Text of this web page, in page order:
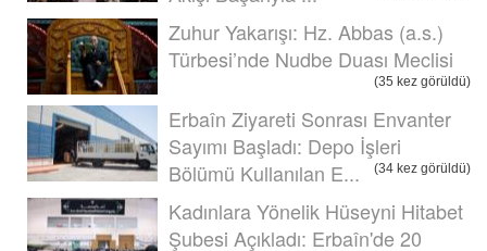
Zuhur Yakarışı: Hz. Abbas (a.s.)
Türbesi’nde Nudbe Duası Meclisi
(35 kez görüldü)
Erbaîn Ziyareti Sonrası Envanter
Sayımı Başladı: Depo İşleri
Bölümü Kullanılan E...
(34 kez görüldü)
Kadınlara Yönelik Hüseyni Hitabet
Şubesi Açıkladı: Erbaîn'de 20